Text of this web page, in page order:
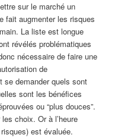
sur le marché un
fait augmenter les risques
La liste est longue
révélés problématiques
nécessaire de faire une
de
se demander quels sont
sont les bénéfices
ou “plus douces”.
choix. Or à l’heure
est évaluée.